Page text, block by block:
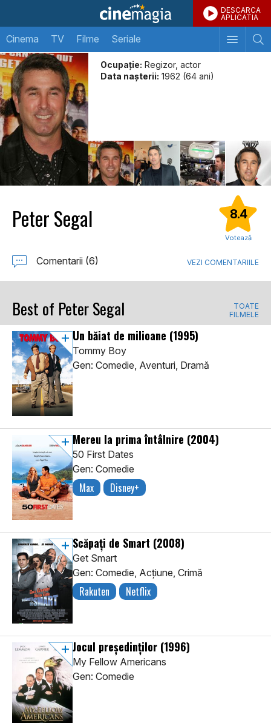
DESCARCA
APLICATIA
Cinema TV Filme Seriale
Ocupație: Regizor, actor
Data naşterii: 1962 (64 ani)
Peter Segal 8.4
Votează
Comentarii (6) VEZI COMENTARIILE
Best of Peter Segal
TOATE
FILMELE
Un băiat de milioane (1995)
Tommy Boy
Gen: Comedie, Aventuri, Dramă
Mereu la prima întâlnire (2004)
50 First Dates
Gen: Comedie
Max Disney+
Scăpați de Smart (2008)
Get Smart
Gen: Comedie, Acţiune, Crimă
Rakuten Netflix
Jocul președinților (1996)
My Fellow Americans
Gen: Comedie